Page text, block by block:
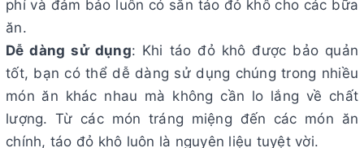
phí và đảm bảo luôn có sẵn táo đỏ khô cho các bữa
ăn.
Dễ dàng sử dụng: Khi táo đỏ khô được bảo quản
tốt, bạn có thể dễ dàng sử dụng chúng trong nhiều
món ăn khác nhau mà không cần lo lắng về chất
lượng. Từ các món tráng miệng đến các món ăn
chính, táo đỏ khô luôn là nguyên liệu tuyệt vời.